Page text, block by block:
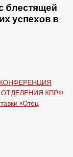
блестящей
успехов в
КПРФ
«Отец